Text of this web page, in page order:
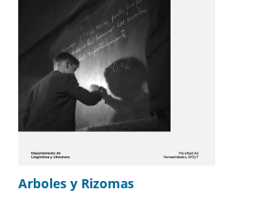
Arboles y Rizomas